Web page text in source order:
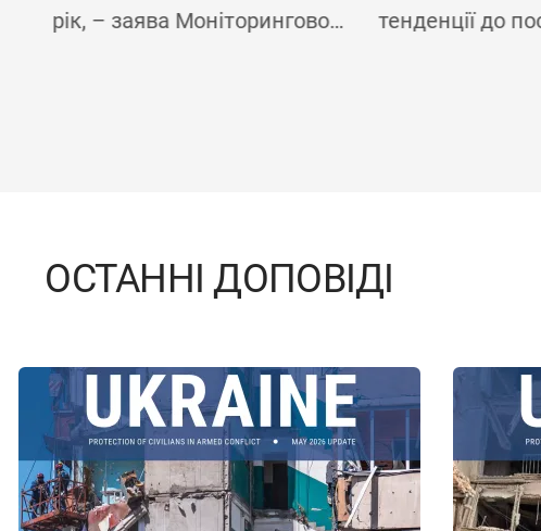
рік, – заява Моніторингової
тенденції до
ОСТАННІ ДОПОВІДІ